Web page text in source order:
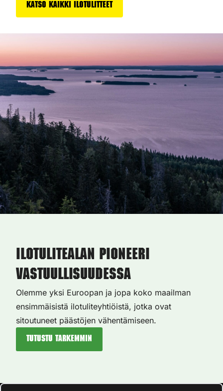
Katso kaikki ilotulitteet
Ilotulitealan pioneeri
vastuullisuudessa
Olemme yksi Euroopan ja jopa koko maailman
ensimmäisistä ilotuliteyhtiöistä, jotka ovat
sitoutuneet päästöjen vähentämiseen.
Tutustu tarkemmin